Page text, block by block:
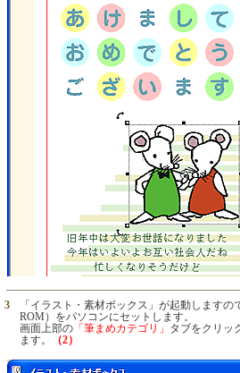
3
「イラスト・素材ボックス」が起動します
ROM）をパソコンにセットします。
画面上部の 「筆まめカテゴリ」 タブをクリッ
ます。
（2）